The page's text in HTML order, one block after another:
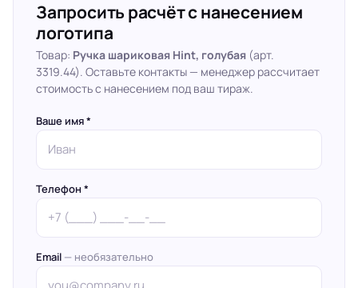
Запросить расчёт с нанесением
логотипа
Товар: Ручка шариковая Hint, голубая (арт.
3319.44). Оставьте контакты — менеджер рассчитает
стоимость с нанесением под ваш тираж.
Ваше имя *
Телефон *
Email — необязательно